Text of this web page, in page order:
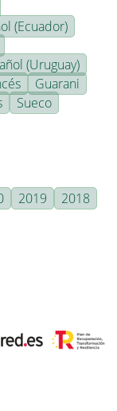
(Ecuador)
(Uruguay)
Guarani
Sueco
2019
2018